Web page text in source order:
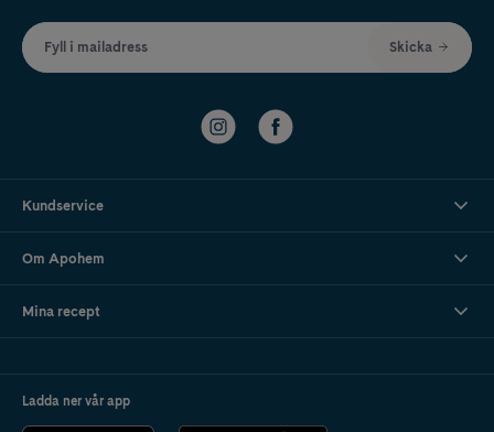
Fyll i mailadress Skicka
Kundservice
Om Apohem
Mina recept
Ladda ner vår app